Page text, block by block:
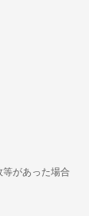
があった場合